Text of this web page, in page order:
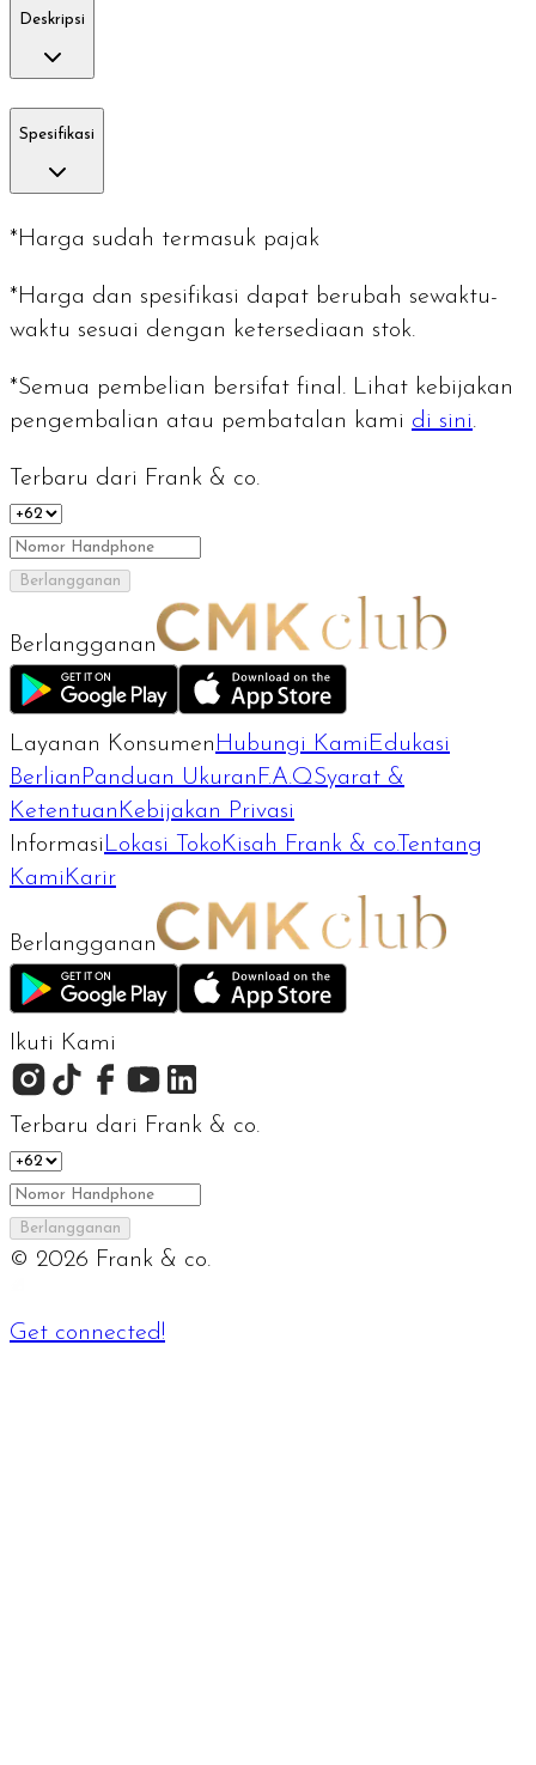
Deskripsi
Spesifikasi
*Harga sudah termasuk pajak
*Harga dan spesifikasi dapat berubah sewaktu-
waktu sesuai dengan ketersediaan stok.
*Semua pembelian bersifat final. Lihat kebijakan
pengembalian atau pembatalan kami di sini.
Terbaru dari Frank & co.
Berlangganan
Berlangganan
Layanan Konsumen Hubungi Kami Edukasi
Berlian Panduan Ukuran F.A.QSyarat &
Ketentuan Kebijakan Privasi
Informasi Lokasi Toko Kisah Frank & co.Tentang
Kami Karir
Berlangganan
Ikuti Kami
Terbaru dari Frank & co.
Berlangganan
© 2026 Frank & co.
Get connected!